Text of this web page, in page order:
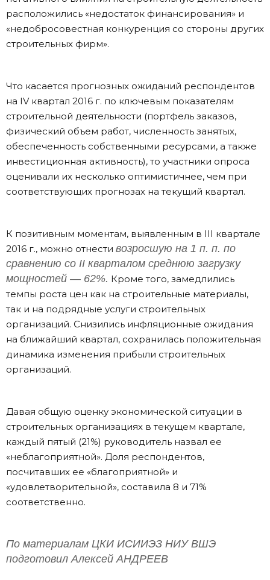
расположились «недостаток финансирования» и
«недобросовестная конкуренция со стороны других
строительных фирм».
Что касается прогнозных ожиданий респондентов
на IV квартал 2016 г. по ключевым показателям
строительной деятельности (портфель заказов,
физический объем работ, численность занятых,
обеспеченность собственными ресурсами, а также
инвестиционная активность), то участники опроса
оценивали их несколько оптимистичнее, чем при
соответствующих прогнозах на текущий квартал.
К позитивным моментам, выявленным в III квартале
2016 г., можно отнести возросшую на 1 п. п. по
сравнению со II кварталом среднюю загрузку
мощностей — 62%. Кроме того, замедлились
темпы роста цен как на строительные материалы,
так и на подрядные услуги строительных
организаций. Снизились инфляционные ожидания
на ближайший квартал, сохранилась положительная
динамика изменения прибыли строительных
организаций.
Давая общую оценку экономической ситуации в
строительных организациях в текущем квартале,
каждый пятый (21%) руководитель назвал ее
«неблагоприятной». Доля респондентов,
посчитавших ее «благоприятной» и
«удовлетворительной», составила 8 и 71%
соответственно.
По материалам ЦКИ ИСИИЭЗ НИУ ВШЭ
подготовил Алексей АНДРЕЕВ